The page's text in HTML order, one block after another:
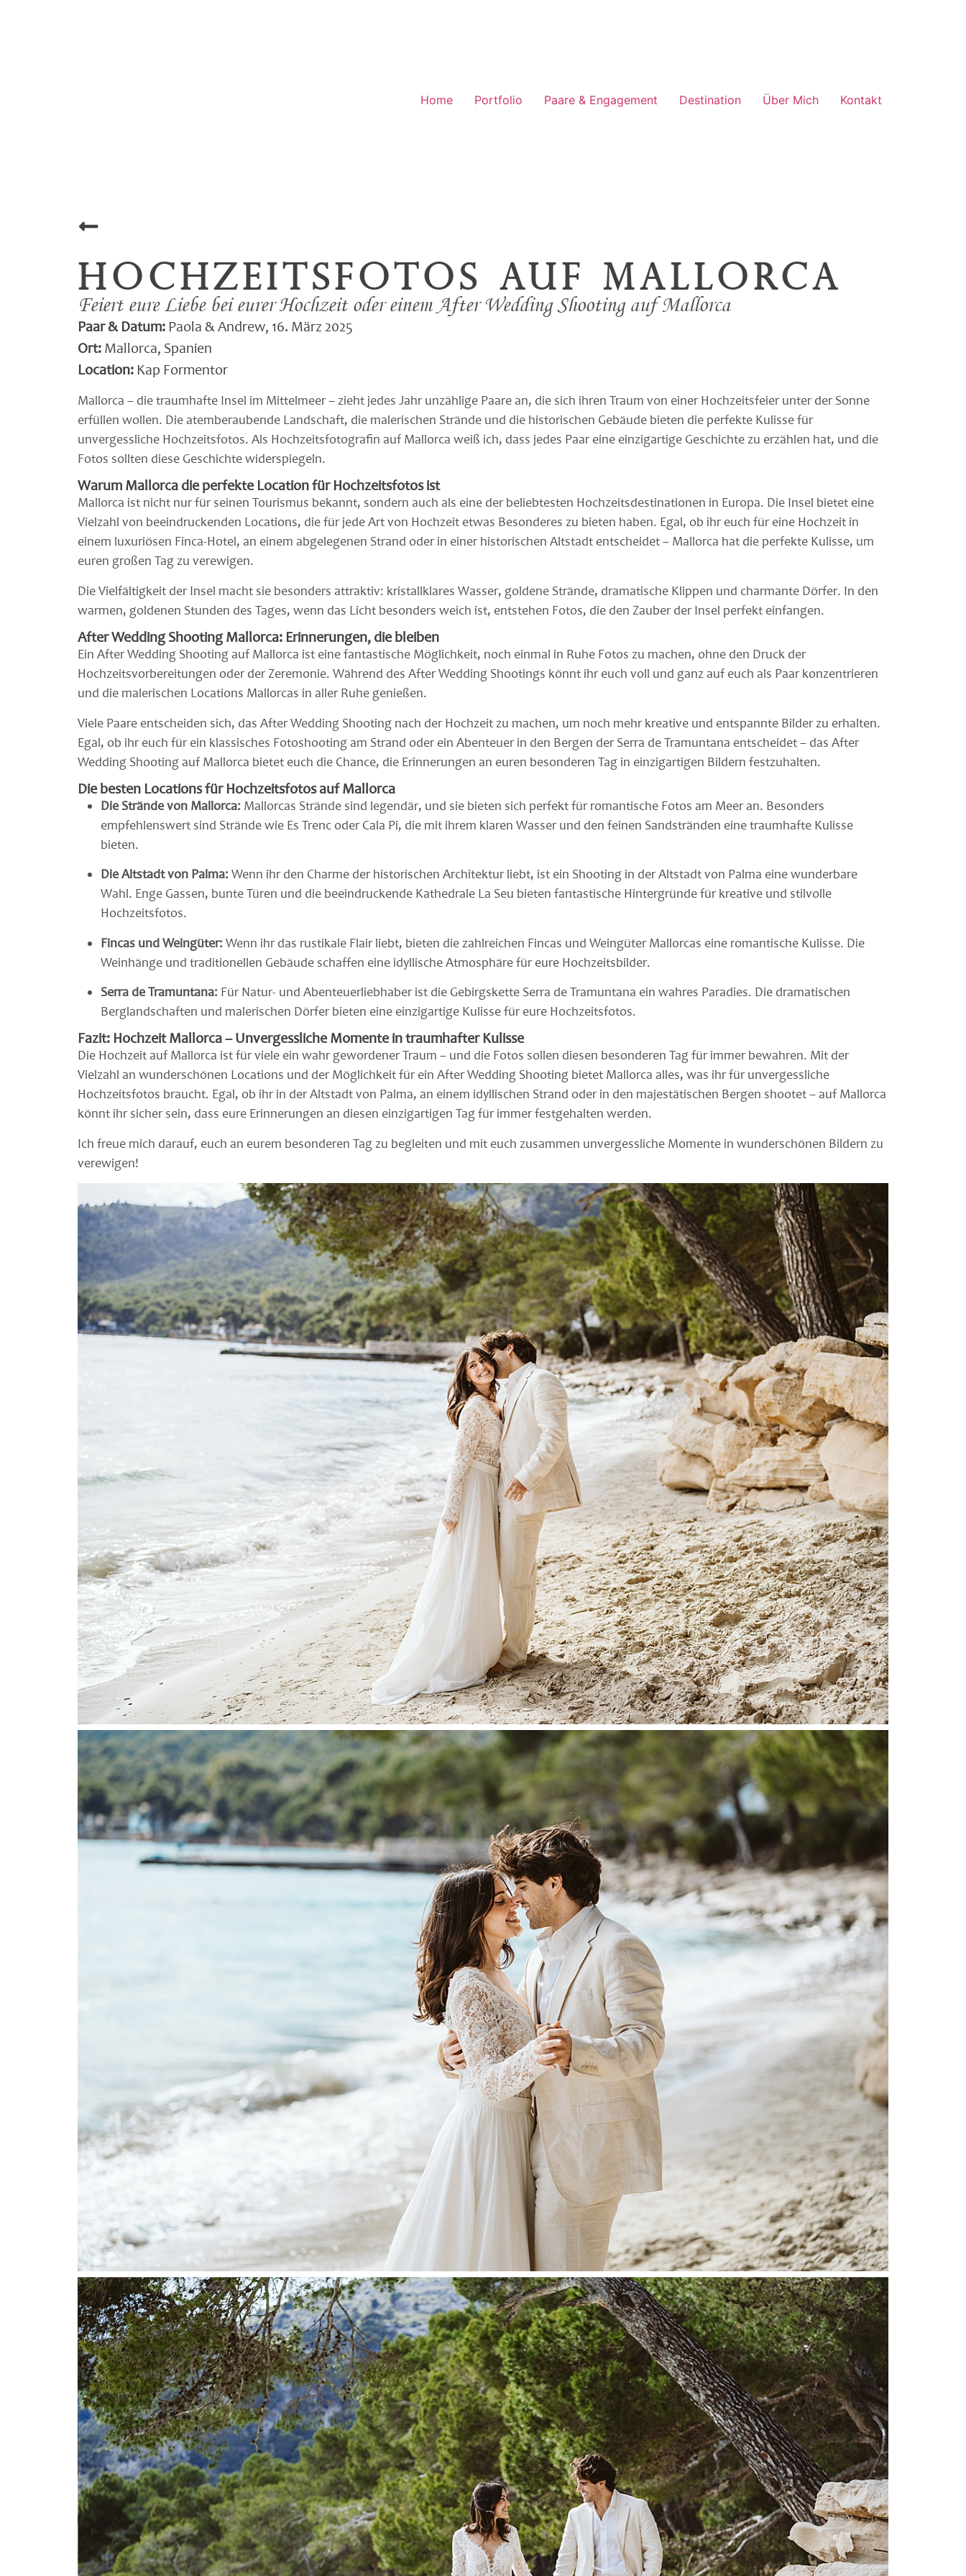
Home Portfolio Paare & Engagement Destination Über Mich Kontakt
Hochzeitsfotos auf Mallorca
Feiert eure Liebe bei eurer Hochzeit oder einem After Wedding Shooting auf Mallorca
Paar & Datum:Paola & Andrew, 16. März 2025
Ort:Mallorca, Spanien
Location:Kap Formentor
Mallorca – die traumhafte Insel im Mittelmeer – zieht jedes Jahr unzählige Paare an, die sich ihren Traum von einer Hochzeitsfeier unter der Sonne
erfüllen wollen. Die atemberaubende Landschaft, die malerischen Strände und die historischen Gebäude bieten die perfekte Kulisse für
unvergessliche Hochzeitsfotos. Als Hochzeitsfotografin auf Mallorca weiß ich, dass jedes Paar eine einzigartige Geschichte zu erzählen hat, und die
Fotos sollten diese Geschichte widerspiegeln.
Warum Mallorca die perfekte Location für Hochzeitsfotos ist
Mallorca ist nicht nur für seinen Tourismus bekannt, sondern auch als eine der beliebtesten Hochzeitsdestinationen in Europa. Die Insel bietet eine
Vielzahl von beeindruckenden Locations, die für jede Art von Hochzeit etwas Besonderes zu bieten haben. Egal, ob ihr euch für eine Hochzeit in
einem luxuriösen Finca-Hotel, an einem abgelegenen Strand oder in einer historischen Altstadt entscheidet – Mallorca hat die perfekte Kulisse, um
euren großen Tag zu verewigen.
Die Vielfältigkeit der Insel macht sie besonders attraktiv: kristallklares Wasser, goldene Strände, dramatische Klippen und charmante Dörfer. In den
warmen, goldenen Stunden des Tages, wenn das Licht besonders weich ist, entstehen Fotos, die den Zauber der Insel perfekt einfangen.
After Wedding Shooting Mallorca: Erinnerungen, die bleiben
Ein After Wedding Shooting auf Mallorca ist eine fantastische Möglichkeit, noch einmal in Ruhe Fotos zu machen, ohne den Druck der
Hochzeitsvorbereitungen oder der Zeremonie. Während des After Wedding Shootings könnt ihr euch voll und ganz auf euch als Paar konzentrieren
und die malerischen Locations Mallorcas in aller Ruhe genießen.
Viele Paare entscheiden sich, das After Wedding Shooting nach der Hochzeit zu machen, um noch mehr kreative und entspannte Bilder zu erhalten.
Egal, ob ihr euch für ein klassisches Fotoshooting am Strand oder ein Abenteuer in den Bergen der Serra de Tramuntana entscheidet – das After
Wedding Shooting auf Mallorca bietet euch die Chance, die Erinnerungen an euren besonderen Tag in einzigartigen Bildern festzuhalten.
Die besten Locations für Hochzeitsfotos auf Mallorca
Die Strände von Mallorca:Mallorcas Strände sind legendär, und sie bieten sich perfekt für romantische Fotos am Meer an. Besonders
empfehlenswert sind Strände wie Es Trenc oder Cala Pi, die mit ihrem klaren Wasser und den feinen Sandstränden eine traumhafte Kulisse
bieten.
Die Altstadt von Palma:Wenn ihr den Charme der historischen Architektur liebt, ist ein Shooting in der Altstadt von Palma eine wunderbare
Wahl. Enge Gassen, bunte Türen und die beeindruckende Kathedrale La Seu bieten fantastische Hintergründe für kreative und stilvolle
Hochzeitsfotos.
Fincas und Weingüter:Wenn ihr das rustikale Flair liebt, bieten die zahlreichen Fincas und Weingüter Mallorcas eine romantische Kulisse. Die
Weinhänge und traditionellen Gebäude schaffen eine idyllische Atmosphäre für eure Hochzeitsbilder.
Serra de Tramuntana:Für Natur- und Abenteuerliebhaber ist die Gebirgskette Serra de Tramuntana ein wahres Paradies. Die dramatischen
Berglandschaften und malerischen Dörfer bieten eine einzigartige Kulisse für eure Hochzeitsfotos.
Fazit: Hochzeit Mallorca – Unvergessliche Momente in traumhafter Kulisse
Die Hochzeit auf Mallorca ist für viele ein wahr gewordener Traum – und die Fotos sollen diesen besonderen Tag für immer bewahren. Mit der
Vielzahl an wunderschönen Locations und der Möglichkeit für ein After Wedding Shooting bietet Mallorca alles, was ihr für unvergessliche
Hochzeitsfotos braucht. Egal, ob ihr in der Altstadt von Palma, an einem idyllischen Strand oder in den majestätischen Bergen shootet – auf Mallorca
könnt ihr sicher sein, dass eure Erinnerungen an diesen einzigartigen Tag für immer festgehalten werden.
Ich freue mich darauf, euch an eurem besonderen Tag zu begleiten und mit euch zusammen unvergessliche Momente in wunderschönen Bildern zu
verewigen!